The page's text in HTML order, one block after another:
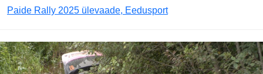
Paide Rally 2025 ülevaade, Eedusport